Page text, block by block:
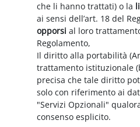
che li hanno trattati) o la
ai sensi dell’art. 18 del
opporsi al loro
Regolamento,
Il diritto alla portabilità
trattamento istituzionale
precisa che tale diritto
solo con riferimento ai
"Servizi Opzionali"
consenso esplicito.